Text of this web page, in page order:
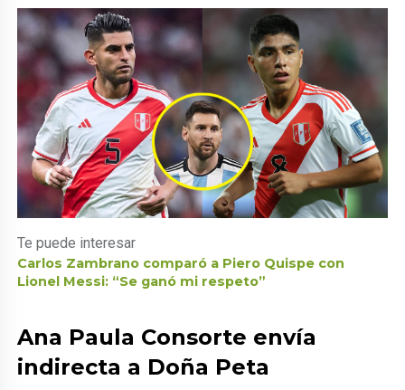
Te puede interesar
Carlos Zambrano comparó a Piero Quispe con
Lionel Messi: “Se ganó mi respeto”
Ana Paula Consorte envía
indirecta a Doña Peta